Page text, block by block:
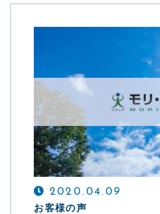
アクセス
お客様の声
ブログ
お問い合わせ
2020.04.09
お客様の声